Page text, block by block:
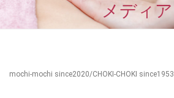
メディア
mochi-mochi since2020/CHOKI-CHOKI since1953